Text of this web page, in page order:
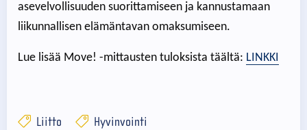
asevelvollisuuden suorittamiseen ja kannustamaan
liikunnallisen elämäntavan omaksumiseen.
Lue lisää Move! -mittausten tuloksista täältä: LINKKI
Liitto Hyvinvointi